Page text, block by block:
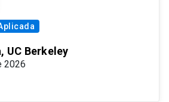
UC Berkeley
2026